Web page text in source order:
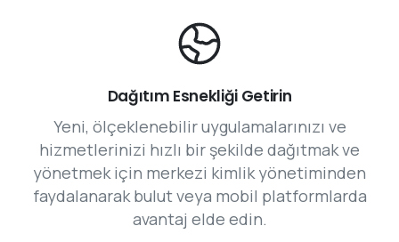
Dağıtım Esnekliği Getirin
Yeni, ölçeklenebilir uygulamalarınızı ve
hizmetlerinizi hızlı bir şekilde dağıtmak ve
yönetmek için merkezi kimlik yönetiminden
faydalanarak bulut veya mobil platformlarda
avantaj elde edin.